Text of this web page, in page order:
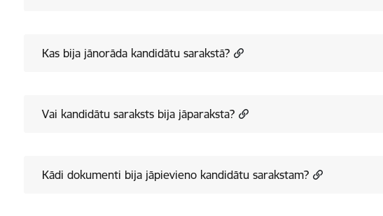
Kas bija jānorāda kandidātu sarakstā?
Vai kandidātu saraksts bija jāparaksta?
Kādi dokumenti bija jāpievieno kandidātu sarakstam?